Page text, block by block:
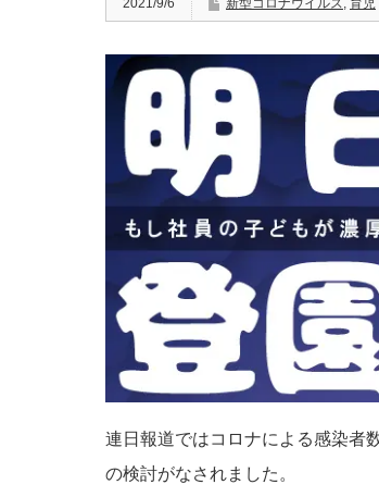
2021/9/6 新型コロナウイルス, 育児
連日報道ではコロナによる感染者
の検討がなされました。